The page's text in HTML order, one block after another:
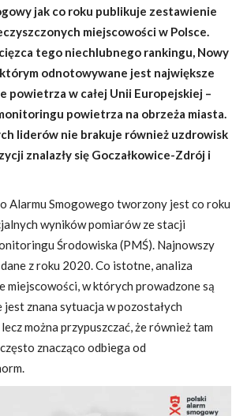
jak co roku publikuje zestawienie
miejscowości w Polsce.
tego niechlubnego rankingu, Nowy
którym odnotowywane jest największe
powietrza w całej Unii Europejskiej –
powietrza na obrzeża miasta.
liderów nie brakuje również uzdrowisk
znalazły się Goczałkowice-Zdrój i
Alarmu Smogowego tworzony jest co roku
wyników pomiarów ze stacji
Środowiska (PMŚ). Najnowszy
z roku 2020. Co istotne, analiza
miejscowości, w których prowadzone są
jest znana sytuacja w pozostałych
można przypuszczać, że również tam
znacząco odbiega od